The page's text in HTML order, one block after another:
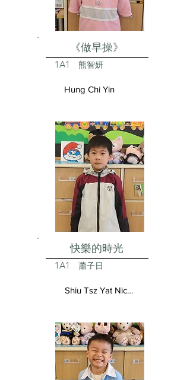
《做早操》
1A1 熊智妍
Hung Chi Yin
快樂的時光
1A1 蕭子日
Shiu Tsz Yat Nicolas